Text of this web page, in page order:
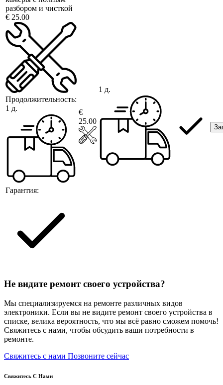
разбором и чисткой
€ 25.00
Продолжительность:
1 д.
Гарантия:
€
25.00
1 д.
Не видите ремонт своего устройства?
Мы специализируемся на ремонте различных видов
электроники. Если вы не видите ремонт своего устройства в
списке, велика вероятность, что мы всё равно сможем помочь!
Свяжитесь с нами, чтобы обсудить ваши потребности в
ремонте.
Свяжитесь с нами Позвоните сейчас
Свяжитесь С Нами